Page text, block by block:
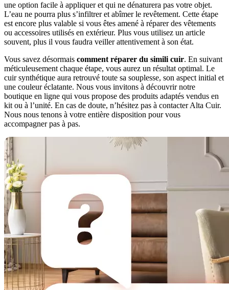
une option facile à appliquer et qui ne dénaturera pas votre objet.
L’eau ne pourra plus s’infiltrer et abîmer le revêtement. Cette étape
est encore plus valable si vous êtes amené à réparer des vêtements
ou accessoires utilisés en extérieur. Plus vous utilisez un article
souvent, plus il vous faudra veiller attentivement à son état.
Vous savez désormais comment réparer du simili cuir. En suivant
méticuleusement chaque étape, vous aurez un résultat optimal. Le
cuir synthétique aura retrouvé toute sa souplesse, son aspect initial et
une couleur éclatante. Nous vous invitons à découvrir notre
boutique en ligne qui vous propose des produits adaptés vendus en
kit ou à l’unité. En cas de doute, n’hésitez pas à contacter Alta Cuir.
Nous nous tenons à votre entière disposition pour vous
accompagner pas à pas.